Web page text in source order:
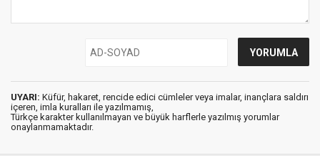
UYARI: Küfür, hakaret, rencide edici cümleler veya imalar, inançlara saldırı
içeren, imla kuralları ile yazılmamış,
Türkçe karakter kullanılmayan ve büyük harflerle yazılmış yorumlar
onaylanmamaktadır.